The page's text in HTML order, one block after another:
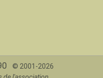
© 2001-2026